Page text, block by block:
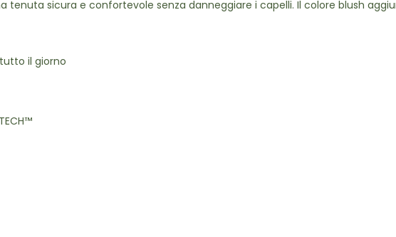
tenuta sicura e confortevole senza danneggiare i capelli. Il colore blush
il giorno